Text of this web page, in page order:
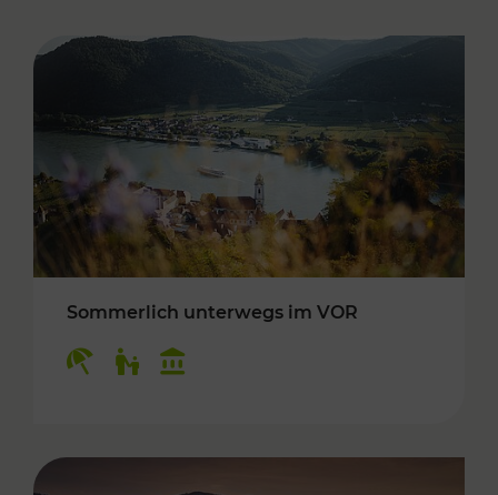
Sommerlich unterwegs im VOR